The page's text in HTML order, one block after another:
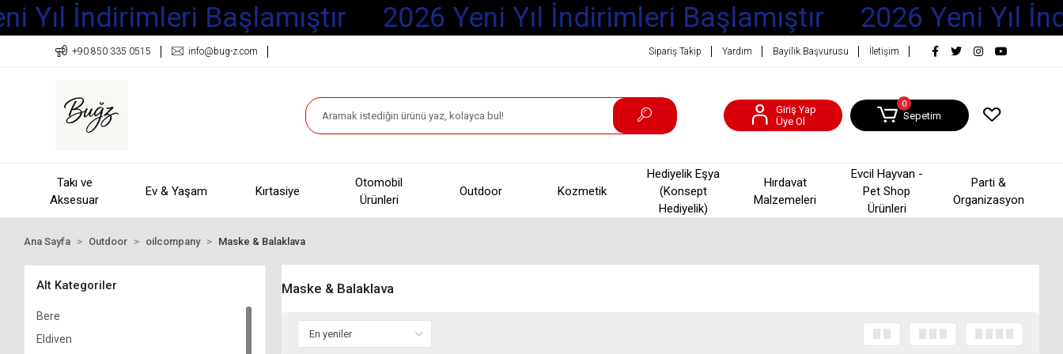
Yıl İndirimleri Başlamıştır 2026 Yeni Yıl İndirimleri Başlamıştır 2026 Yeni Yıl
+90 850 335 0515 info@bug-z.com Sipariş Takip Yardım Bayilik Başvurusu İletişim
Giriş Yap
Üye Ol
0
Sepetim
Takı ve
Aksesuar
Ev & Yaşam Kırtasiye
Otomobil
Ürünleri
Outdoor Kozmetik
Hediyelik Eşya
(Konsept
Hediyelik)
Hırdavat
Malzemeleri
Evcil Hayvan -
Pet Shop
Ürünleri
Parti &
Organizasyon
Ana Sayfa Outdoor oilcompany Maske & Balaklava
Alt Kategoriler
Bere
Eldiven
Maske & Balaklava